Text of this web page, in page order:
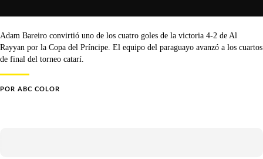
Adam Bareiro convirtió uno de los cuatro goles de la victoria 4-2 de Al
Rayyan por la Copa del Príncipe. El equipo del paraguayo avanzó a los cuartos
de final del torneo catarí.
POR ABC COLOR